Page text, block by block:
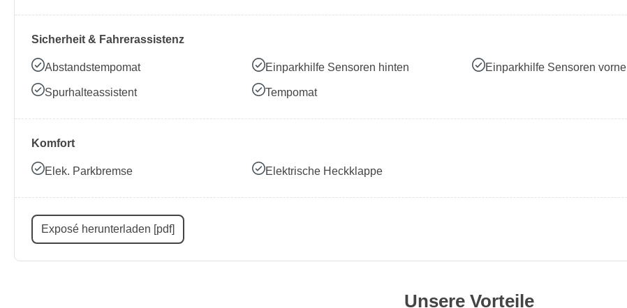
Sicherheit & Fahrerassistenz
Abstandstempomat Einparkhilfe Sensoren hinten Einparkhilfe Sensoren vorne
Spurhalteassistent Tempomat
Komfort
Elek. Parkbremse Elektrische Heckklappe
Exposé herunterladen [pdf]
Unsere Vorteile